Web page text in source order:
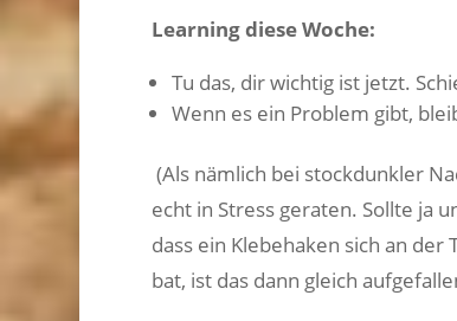
Learning diese Woche:
Tu das, dir wichtig ist jetzt.
Wenn es ein Problem gibt,
(Als nämlich bei stockdunkler
echt in Stress geraten. Sollte ja
dass ein Klebehaken sich an
bat, ist das dann gleich